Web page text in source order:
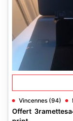
Vincennes (94)
Offert